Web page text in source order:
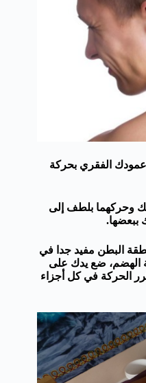
الفقري بحركة
وحركهما بلطف إلى
ببعضها.
البطن مفيد جدا في
الهضم، ضع يدك على
الحركة في كل أجزاء